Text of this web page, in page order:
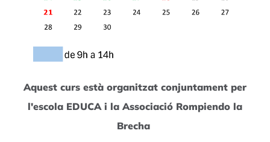
Aquest curs està organitzat conjuntament per
l'escola EDUCA i la Associació Rompiendo la
Brecha